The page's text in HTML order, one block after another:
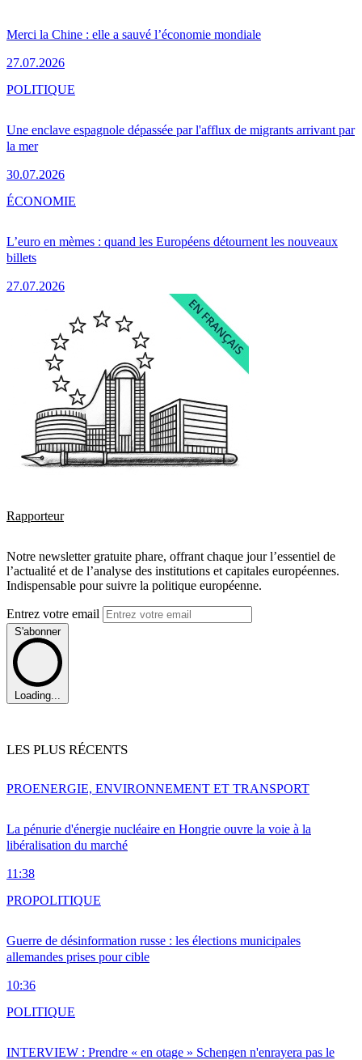
Merci la Chine : elle a sauvé l’économie mondiale
27.07.2026
Une enclave espagnole dépassée par l'afflux de migrants arrivant par
la mer
30.07.2026
POLITIQUE
L’euro en mèmes : quand les Européens détournent les nouveaux
billets
27.07.2026
ÉCONOMIE
Rapporteur
Notre newsletter gratuite phare, offrant chaque jour l’essentiel de
l’actualité et de l’analyse des institutions et capitales européennes.
Indispensable pour suivre la politique européenne.
Entrez votre email
S'abonner
Loading...
LES PLUS RÉCENTS
La pénurie d'énergie nucléaire en Hongrie ouvre la voie à la
libéralisation du marché
11:38
PROENERGIE, ENVIRONNEMENT ET TRANSPORT
Guerre de désinformation russe : les élections municipales
allemandes prises pour cible
10:36
PROPOLITIQUE
INTERVIEW : Prendre « en otage » Schengen n'enrayera pas le
POLITIQUE